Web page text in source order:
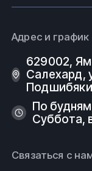
Адрес и график
629002,
Салехард,
По
Суббота,
Связаться с